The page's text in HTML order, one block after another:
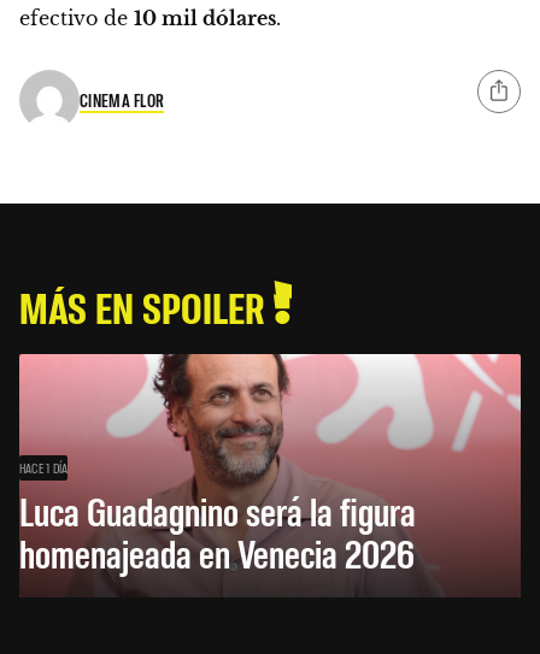
efectivo de 10 mil dólares.
CINEMA FLOR
MÁS EN SPOILER
HACE 1 DÍA
Luca Guadagnino será la figura
homenajeada en Venecia 2026